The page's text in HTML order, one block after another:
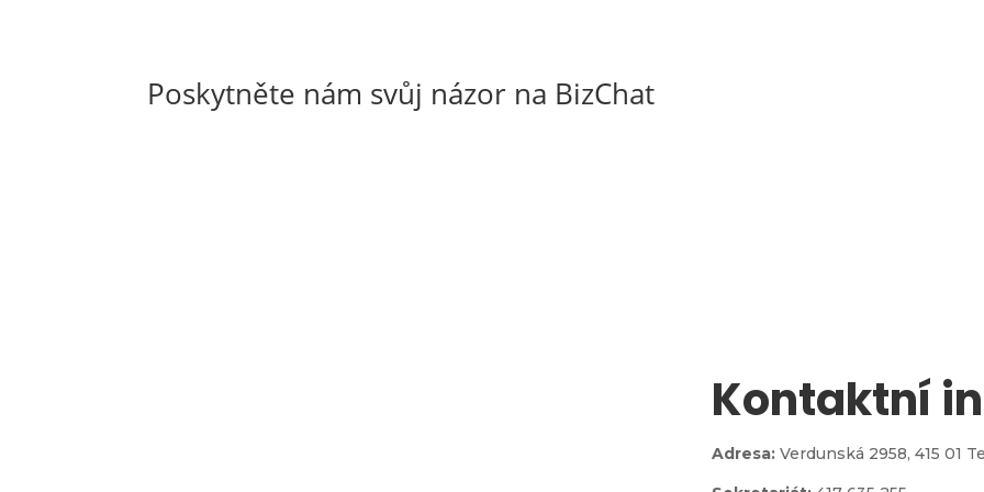
Poskytněte nám svůj názor na BizChat
Kontaktní
Adresa: Verdunská 2958,415 01